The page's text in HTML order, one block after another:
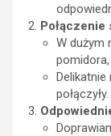
Połączenie
W dużym
Delikatnie
połączyły.